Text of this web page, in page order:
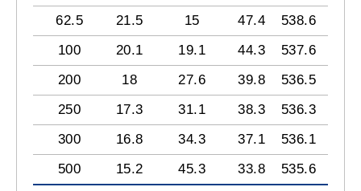
62.5
21.5 15 47.4 538.6
100
20.1 19.1 44.3 537.6
200
18 27.6 39.8 536.5
250
17.3 31.1 38.3 536.3
300
16.8 34.3 37.1 536.1
500
15.2 45.3 33.8 535.6